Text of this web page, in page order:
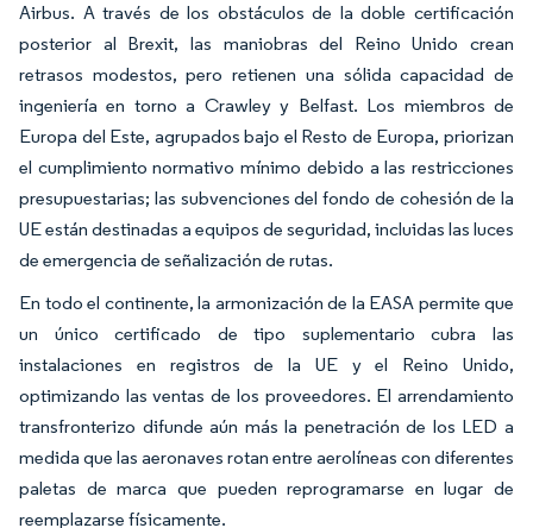
Airbus. A través de los obstáculos de la doble certificación
posterior al Brexit, las maniobras del Reino Unido crean
retrasos modestos, pero retienen una sólida capacidad de
ingeniería en torno a Crawley y Belfast. Los miembros de
Europa del Este, agrupados bajo el Resto de Europa, priorizan
el cumplimiento normativo mínimo debido a las restricciones
presupuestarias; las subvenciones del fondo de cohesión de la
UE están destinadas a equipos de seguridad, incluidas las luces
de emergencia de señalización de rutas.
En todo el continente, la armonización de la EASA permite que
un único certificado de tipo suplementario cubra las
instalaciones en registros de la UE y el Reino Unido,
optimizando las ventas de los proveedores. El arrendamiento
transfronterizo difunde aún más la penetración de los LED a
medida que las aeronaves rotan entre aerolíneas con diferentes
paletas de marca que pueden reprogramarse en lugar de
reemplazarse físicamente.